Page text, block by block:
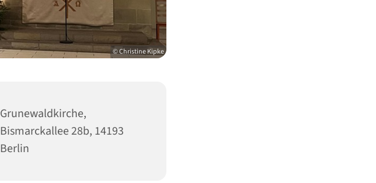
© Christine Kipke
Grunewaldkirche,
Bismarckallee 28b, 14193
Berlin